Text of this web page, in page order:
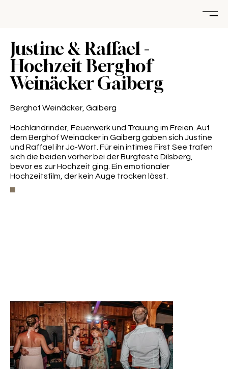
Justine & Raffael -
Hochzeit Berghof
Weinäcker Gaiberg
Berghof Weinäcker, Gaiberg
Hochlandrinder, Feuerwerk und Trauung im Freien. Auf
dem Berghof Weinäcker in Gaiberg gaben sich Justine
und Raffael ihr Ja-Wort. Für ein intimes First See trafen
sich die beiden vorher bei der Burgfeste Dilsberg,
bevor es zur Hochzeit ging. Ein emotionaler
Hochzeitsfilm, der kein Auge trocken lässt.